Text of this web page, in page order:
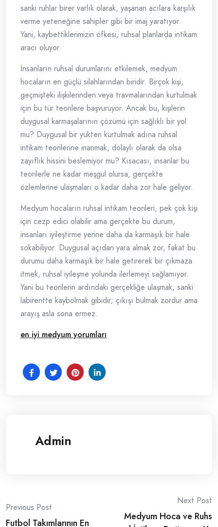
sanki ruhlar birer varlık olarak, yaşanan acılara karşılık
verme yeteneğine sahipler gibi bir imaj yaratıyor.
Yani, kaybettiklerimizin öfkesi, ruhsal planlarda intikam
aracı oluyor.
İnsanların ruhsal durumlarını etkilemek, medyum
hocaların en güçlü silahlarından biridir. Birçok kişi,
geçmişteki ilişkilerinden veya travmalarından kurtulmak
için bu tür teorilere başvuruyor. Ancak bu, kişilerin
duygusal karmaşalarının çözümü için sağlıklı bir yol
mu? Duygusal bir yükten kurtulmak adına ruhsal
intikam teorilerine inanmak, dolaylı olarak da olsa
zayıflık hissini beslemiyor mu? Kısacası, insanlar bu
teorilerle ne kadar meşgul olursa, gerçekte
özlemlerine ulaşmaları o kadar daha zor hale geliyor.
Medyum hocaların ruhsal intikam teorileri, pek çok kişi
için cezp edici olabilir ama gerçekte bu durum,
insanları iyileştirme yerine daha da karmaşık bir hale
sokabiliyor. Duygusal açıdan yara almak zor, fakat bu
durumu daha karmaşık bir hale getirerek bir çıkmaza
itmek, ruhsal iyileşme yolunda ilerlemeyi sağlamıyor.
Yani bu teorilerin ardındaki gerçekliğe ulaşmak, sanki
labirentte kaybolmak gibidir; çıkışı bulmak zordur ama
arayış asla sona ermez.
en iyi medyum yorumları
Admin
Post
Previous Post
Futbol Takımlarının En
Next Post
Medyum Hoca ve Ruhs